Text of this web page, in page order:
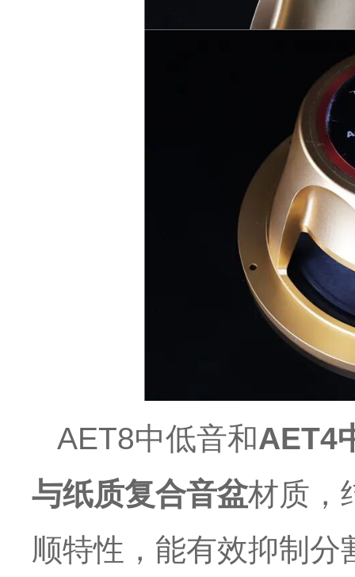
AET8中低音和AET4
与纸质复合音盆材质，
顺特性，能有效抑制